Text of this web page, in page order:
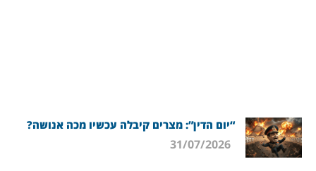
“יום הדין”: מצרים קיבלה עכשיו מכה אנושה?